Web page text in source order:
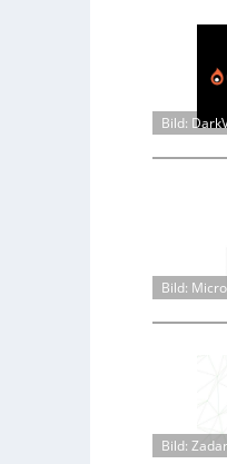
Bild:
Bild:
Bild: